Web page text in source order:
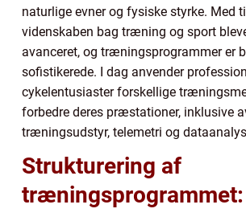
naturlige evner og fysiske styrke. Med
videnskaben bag træning og sport
avanceret, og træningsprogrammer er
sofistikerede. I dag anvender
cykelentusiaster forskellige
forbedre deres præstationer, inklusive
træningsudstyr, telemetri og
Strukturering af
træningsprogrammet: